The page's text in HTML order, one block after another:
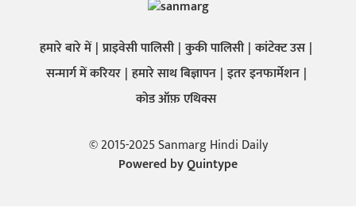
हमारे बारे में प्राइवेसी पालिसी कुकी पालिसी कांटेक्ट उस
सन्मार्ग में करियर हमारे साथ बिज्ञापन इतर इनफार्मेशन
कोड ऑफ़ एथिक्स
© 2015-2025 Sanmarg Hindi Daily
Powered byQuintype